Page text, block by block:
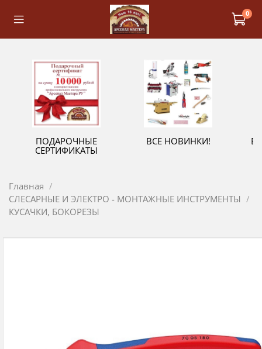
0
ПОДАРОЧНЫЕ
СЕРТИФИКАТЫ
ВСЕ НОВИНКИ!
Главная
СЛЕСАРНЫЕ И ЭЛЕКТРО - МОНТАЖНЫЕ ИНСТРУМЕНТЫ
КУСАЧКИ, БОКОРЕЗЫ